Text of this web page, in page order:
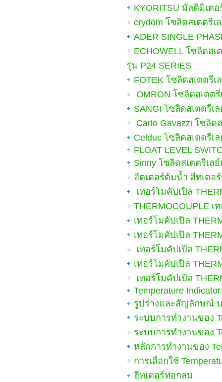
KYORITSU มัลติมิเต
crydom โซลิดสเตตรี
ADER SINGLE
ECHOWELL โซลิดสเ
รุ่น P24 SERIES
FOTEK โซลิดสเตตรี
OMRON โซลิดสเตต
SANGI โซลิดสเตตรีเ
Carlo Gavazzi โซลิด
Celduc โซลิดสเตตรีเ
FLOAT LEVEL
Sinny โซลิดสเตตรีเล
ฮีตเตอร์ต้มน้ำ ฮีทเตอ
เทอร์โมคัปเปิล
THERMOCOUPLE เ
เทอร์โมคัปเปิล
เทอร์โมคัปเปิล
เทอร์โมคัปเปิล
เทอร์โมคัปเปิล
เทอร์โมคัปเปิล
Temperature
รูปร่างและสัญลักษณ์
ระบบการทำงานของ
ระบบการทำงานของ
หลักการทำงานของ
การเลือกใช้
ฮีทเตอร์ท่อกลม